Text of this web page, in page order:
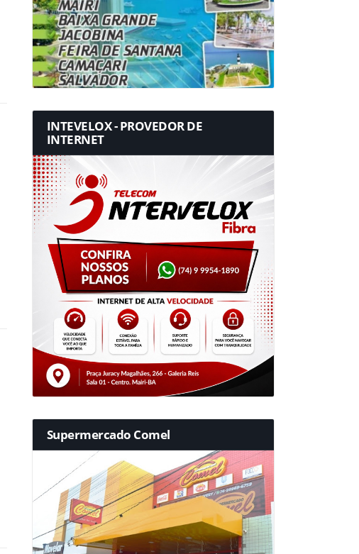
INTEVELOX - PROVEDOR DE
INTERNET
Supermercado Comel